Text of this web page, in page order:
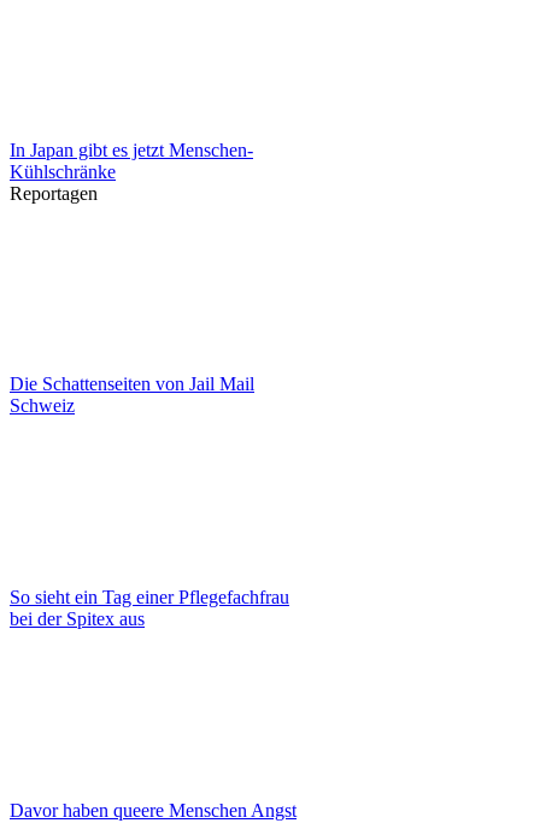
In Japan gibt es jetzt Menschen-
Kühlschränke
Reportagen
Die Schattenseiten von Jail Mail
Schweiz
So sieht ein Tag einer Pflegefachfrau
bei der Spitex aus
Davor haben queere Menschen Angst